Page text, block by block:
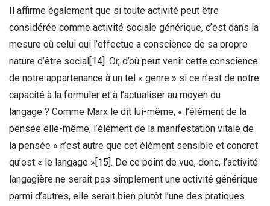
Il affirme également que si toute activité peut être
considérée comme activité sociale générique, c’est dans la
mesure où celui qui l’effectue a conscience de sa propre
nature d’être social[14]. Or, d’où peut venir cette conscience
de notre appartenance à un tel « genre » si ce n’est de notre
capacité à la formuler et à l’actualiser au moyen du
langage ? Comme Marx le dit lui-même, « l’élément de la
pensée elle-même, l’élément de la manifestation vitale de
la pensée » n’est autre que cet élément sensible et concret
qu’est « le langage »[15]. De ce point de vue, donc, l’activité
langagière ne serait pas simplement une activité générique
parmi d’autres, elle serait bien plutôt l’une des pratiques